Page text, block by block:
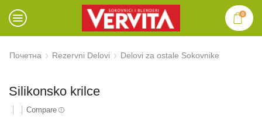
0
Почетна Rezervni Delovi Delovi za ostale Sokovnike
Silikonsko krilce
Compare